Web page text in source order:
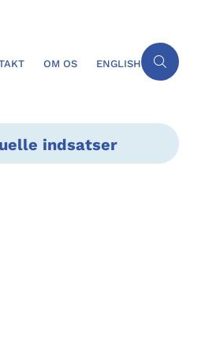
OM OS ENGLISH
indsatser